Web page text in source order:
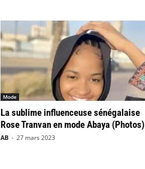
Mode
La sublime influenceuse sénégalaise
Rose Tranvan en mode Abaya (Photos)
AB - 27 mars 2023